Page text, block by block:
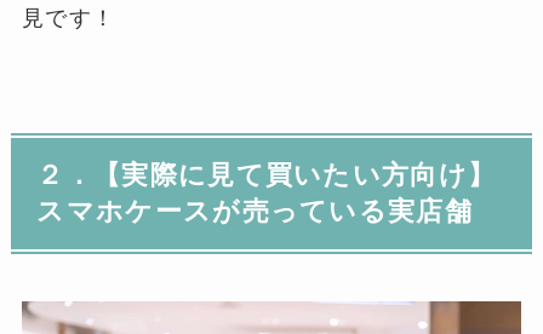
見です！
２．【実際に見て買いたい方向け】
スマホケースが売っている実店舗